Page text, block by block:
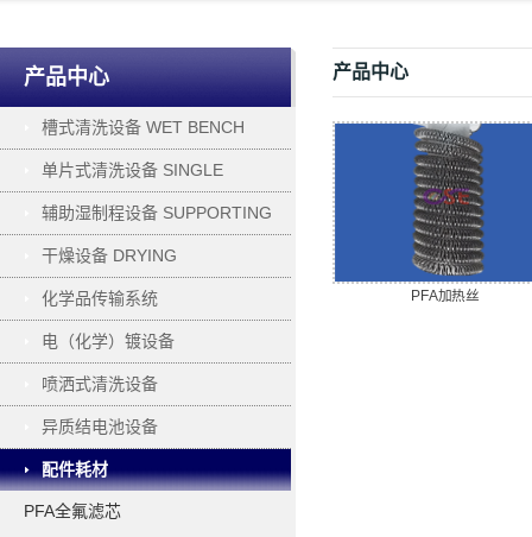
产品中心
槽式清洗设备 WET BENCH
单片式清洗设备 SINGLE
WAFER PROCESSING
辅助湿制程设备 SUPPORTING
干燥设备 DRYING
化学品传输系统
电（化学）镀设备
ELECTROPLATING
喷洒式清洗设备
异质结电池设备
配件耗材
PFA全氟滤芯
产品中心
PFA加热丝